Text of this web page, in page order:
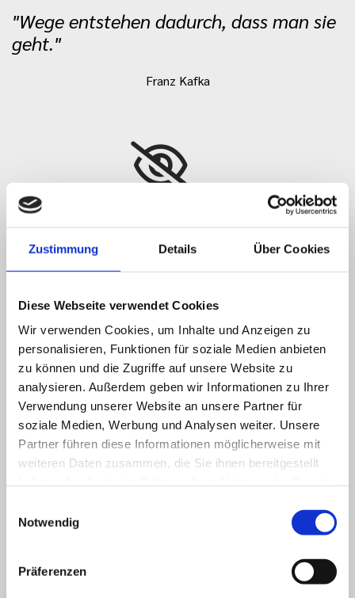
Zustimmung Details Über Cookies
Diese Webseite verwendet Cookies
Wir verwenden Cookies, um Inhalte und Anzeigen zu
personalisieren, Funktionen für soziale Medien anbieten
zu können und die Zugriffe auf unsere Website zu
analysieren. Außerdem geben wir Informationen zu Ihrer
Verwendung unserer Website an unsere Partner für
soziale Medien, Werbung und Analysen weiter. Unsere
Partner führen diese Informationen möglicherweise mit
weiteren Daten zusammen, die Sie ihnen bereitgestellt
Notwendig
Präferenzen
"Wege entstehen dadurch, dass man sie
geht."
Franz Kafka
Bitte akzeptieren Sie Marketing-Cookies, um
Accept cookies
Hier finden Sie mich
Adresse